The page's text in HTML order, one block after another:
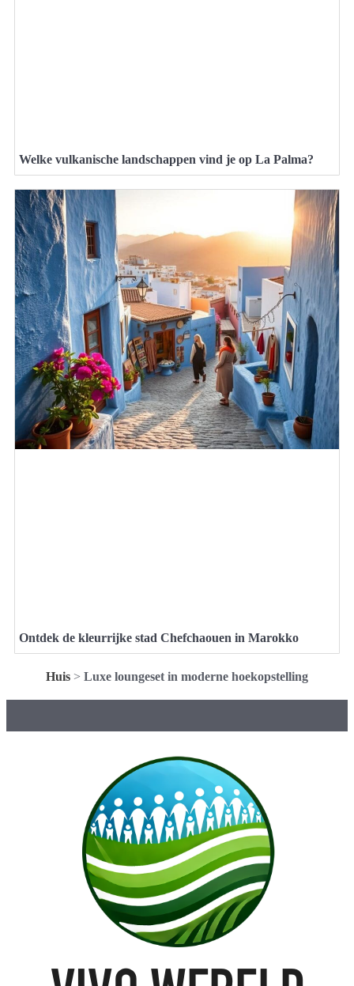
Welke vulkanische landschappen vind je op La Palma?
Ontdek de kleurrijke stad Chefchaouen in Marokko
Huis > Luxe loungeset in moderne hoekopstelling